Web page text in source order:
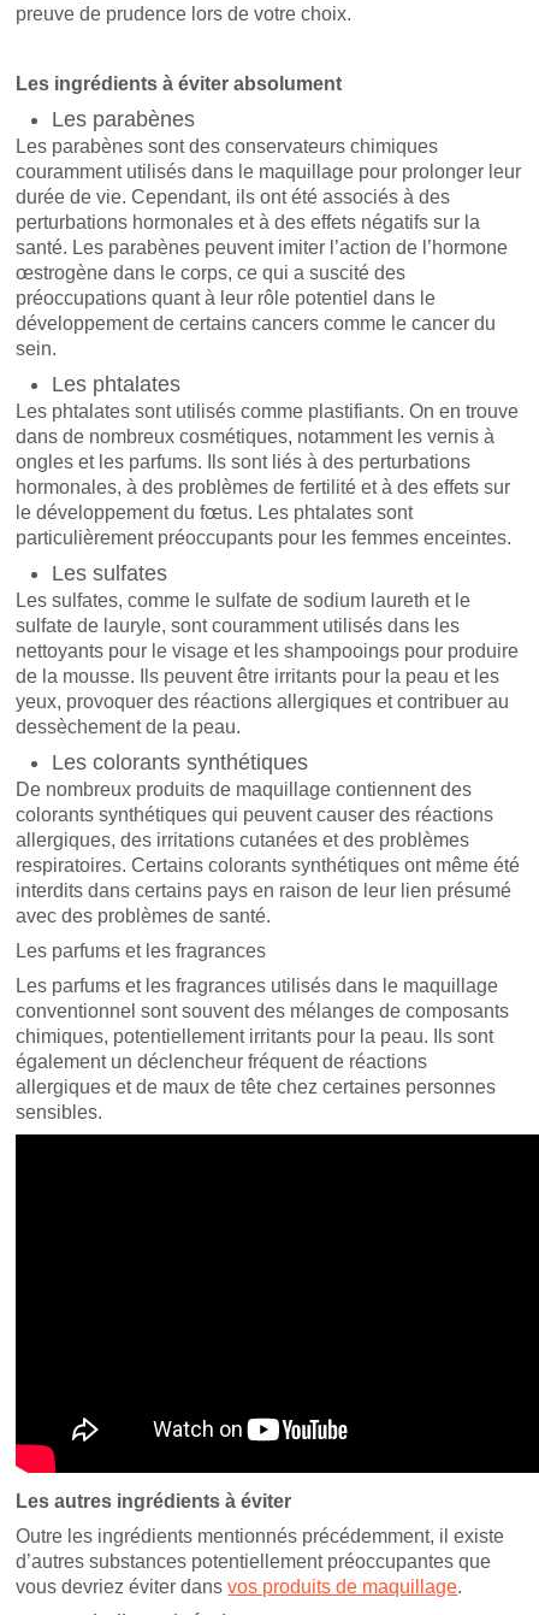
preuve de prudence lors de votre choix.
Les ingrédients à éviter absolument
Les parabènes
Les parabènes sont des conservateurs chimiques
couramment utilisés dans le maquillage pour prolonger leur
durée de vie. Cependant, ils ont été associés à des
perturbations hormonales et à des effets négatifs sur la
santé. Les parabènes peuvent imiter l’action de l’hormone
œstrogène dans le corps, ce qui a suscité des
préoccupations quant à leur rôle potentiel dans le
développement de certains cancers comme le cancer du
sein.
Les phtalates
Les phtalates sont utilisés comme plastifiants. On en trouve
dans de nombreux cosmétiques, notamment les vernis à
ongles et les parfums. Ils sont liés à des perturbations
hormonales, à des problèmes de fertilité et à des effets sur
le développement du fœtus. Les phtalates sont
particulièrement préoccupants pour les femmes enceintes.
Les sulfates
Les sulfates, comme le sulfate de sodium laureth et le
sulfate de lauryle, sont couramment utilisés dans les
nettoyants pour le visage et les shampooings pour produire
de la mousse. Ils peuvent être irritants pour la peau et les
yeux, provoquer des réactions allergiques et contribuer au
dessèchement de la peau.
Les colorants synthétiques
De nombreux produits de maquillage contiennent des
colorants synthétiques qui peuvent causer des réactions
allergiques, des irritations cutanées et des problèmes
respiratoires. Certains colorants synthétiques ont même été
interdits dans certains pays en raison de leur lien présumé
avec des problèmes de santé.
Les parfums et les fragrances
Les parfums et les fragrances utilisés dans le maquillage
conventionnel sont souvent des mélanges de composants
chimiques, potentiellement irritants pour la peau. Ils sont
également un déclencheur fréquent de réactions
allergiques et de maux de tête chez certaines personnes
sensibles.
Les autres ingrédients à éviter
Outre les ingrédients mentionnés précédemment, il existe
d’autres substances potentiellement préoccupantes que
vous devriez éviter dansvos produits de maquillage.